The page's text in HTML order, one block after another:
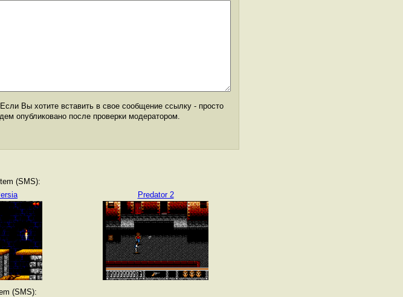
Вы хотите вставить в свое сообщение ссылку - просто
опубликовано после проверки модератором.
(SMS):
Predator 2
(SMS):